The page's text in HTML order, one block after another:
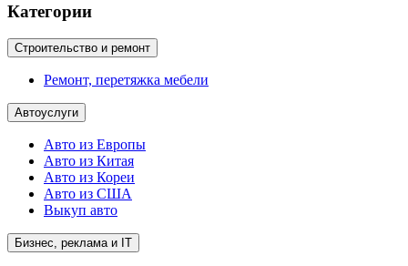
Категории
Строительство и ремонт
Ремонт, перетяжка мебели
Автоуслуги
Авто из Европы
Авто из Китая
Авто из Кореи
Авто из США
Выкуп авто
Бизнес, реклама и IT